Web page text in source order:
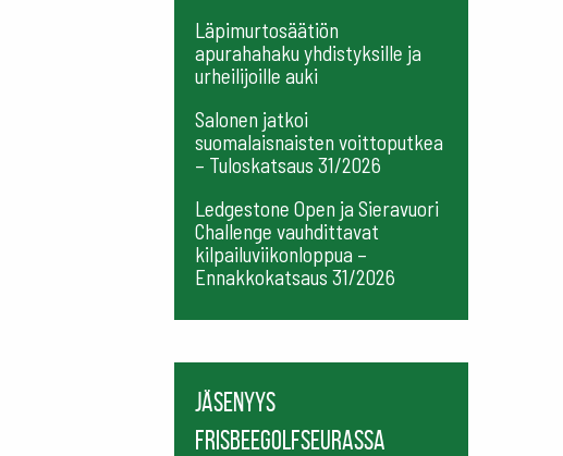
Läpimurtosäätiön
apurahahaku yhdistyksille ja
urheilijoille auki
Salonen jatkoi
suomalaisnaisten voittoputkea
– Tuloskatsaus 31/2026
Ledgestone Open ja Sieravuori
Challenge vauhdittavat
kilpailuviikonloppua –
Ennakkokatsaus 31/2026
Jäsenyys
frisbeegolfseurassa